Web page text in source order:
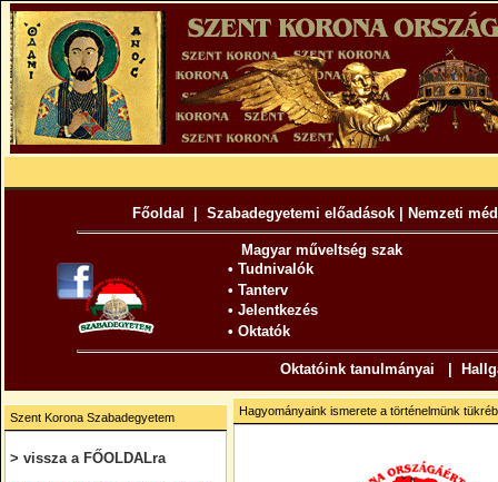
Főoldal Szabadegyetemi előadások| Nemzeti
Magyar műveltség szak
• Tudnivalók
• Tanterv
• Jelentkezés
• Oktatók
Oktatóink tanulmányai
Szent Korona Szabadegyetem
> vissza a FŐOLDALra
Hagyományaink ismerete a történelmünk